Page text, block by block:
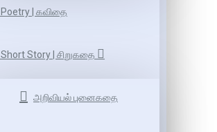
Poetry | கவிதை
Short Story | சிறுகதை
அறிவியல் புனைகதை